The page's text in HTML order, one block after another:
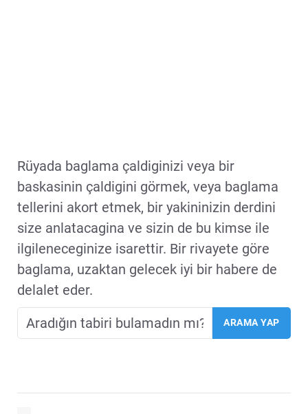
Rüyada baglama çaldiginizi veya bir
baskasinin çaldigini görmek, veya baglama
tellerini akort etmek, bir yakininizin derdini
size anlatacagina ve sizin de bu kimse ile
ilgileneceginize isarettir. Bir rivayete göre
baglama, uzaktan gelecek iyi bir habere de
delalet eder.